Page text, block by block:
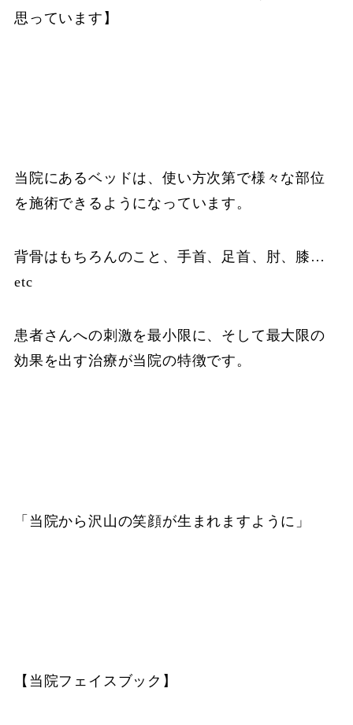
思っています】
当院にあるベッドは、使い方次第で様々な部位
を施術できるようになっています。
背骨はもちろんのこと、手首、足首、肘、膝…
etc
患者さんへの刺激を最小限に、そして最大限の
効果を出す治療が当院の特徴です。
「当院から沢山の笑顔が生まれますように」
【当院フェイスブック】